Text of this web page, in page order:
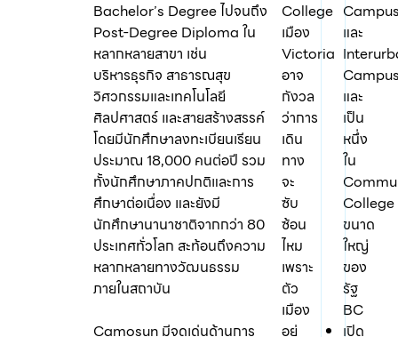
Bachelor’s Degree ไปจนถึง
Post-Degree Diploma ใน
หลากหลายสาขา เช่น
บริหารธุรกิจ สาธารณสุข
วิศวกรรมและเทคโนโลยี
ศิลปศาสตร์ และสายสร้างสรรค์
โดยมีนักศึกษาลงทะเบียนเรียน
ประมาณ 18,000 คนต่อปี รวม
ทั้งนักศึกษาภาคปกติและการ
ศึกษาต่อเนื่อง และยังมี
นักศึกษานานาชาติจากกว่า 80
ประเทศทั่วโลก สะท้อนถึงความ
หลากหลายทางวัฒนธรรม
ภายในสถาบัน
Camosun มีจุดเด่นด้านการ
College
เมือง
Victoria
อาจ
กังวล
ว่าการ
เดิน
ทาง
จะ
ซับ
ซ้อน
ไหม
เพราะ
ตัว
เมือง
อยู่
และ
และ
เป็น
หนึ่ง
ใน
College
ขนาด
ใหญ่
ของ
รัฐ
BC
เปิด